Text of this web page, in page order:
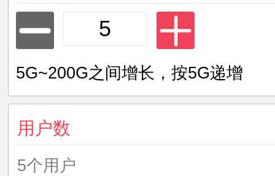
5G~200G之间增长，按5G递增
用户数
5个用户